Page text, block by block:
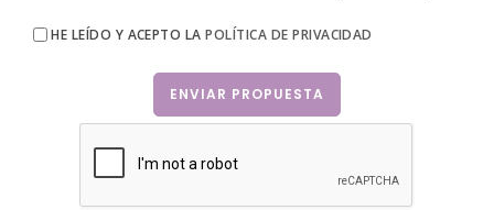
HE LEÍDO Y ACEPTO LAPOLÍTICA DE PRIVACIDAD
ENVIAR PROPUESTA